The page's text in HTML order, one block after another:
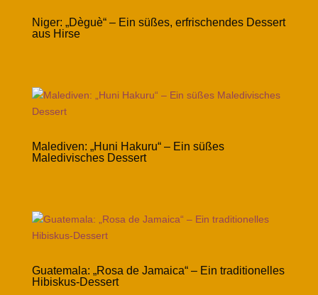
Niger: „Dèguè“ – Ein süßes, erfrischendes Dessert
aus Hirse
Malediven: „Huni Hakuru“ – Ein süßes
Maledivisches Dessert
Guatemala: „Rosa de Jamaica“ – Ein traditionelles
Hibiskus-Dessert